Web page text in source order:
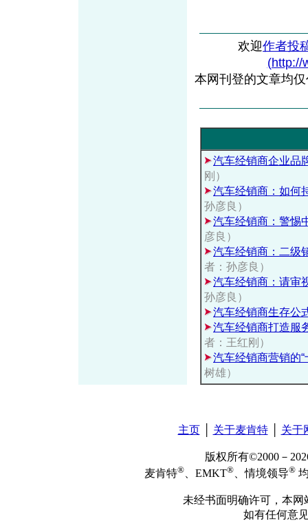
欢迎作者投
(http://
本网刊登的文章均
汽车经销商企业品
刚）
汽车经销商：如何
孙彦良）
汽车经销商：警惕
彦良）
汽车经销商：二级
者：孙彦良）
汽车经销商：请审
孙彦良）
汽车经销商生存公
汽车经销商打造服
者：王红刚）
汽车经销商营销的“
树雄）
主页│ 关于麦肯特│ 关于
版权所有©2000－
麦肯特® 、EMKT® 、情境领导®
未经书面明确许可，本
如有任何意